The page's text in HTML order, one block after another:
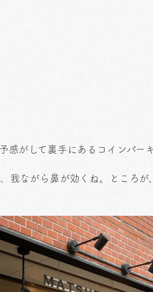
感がして裏手にあるコインパー
我ながら鼻が効くね。ところ